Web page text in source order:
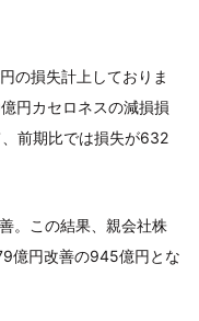
の損失計上しておりま
円カセロネスの減損損
前期比では損失が632
。この結果、親会社株
億円改善の945億円とな